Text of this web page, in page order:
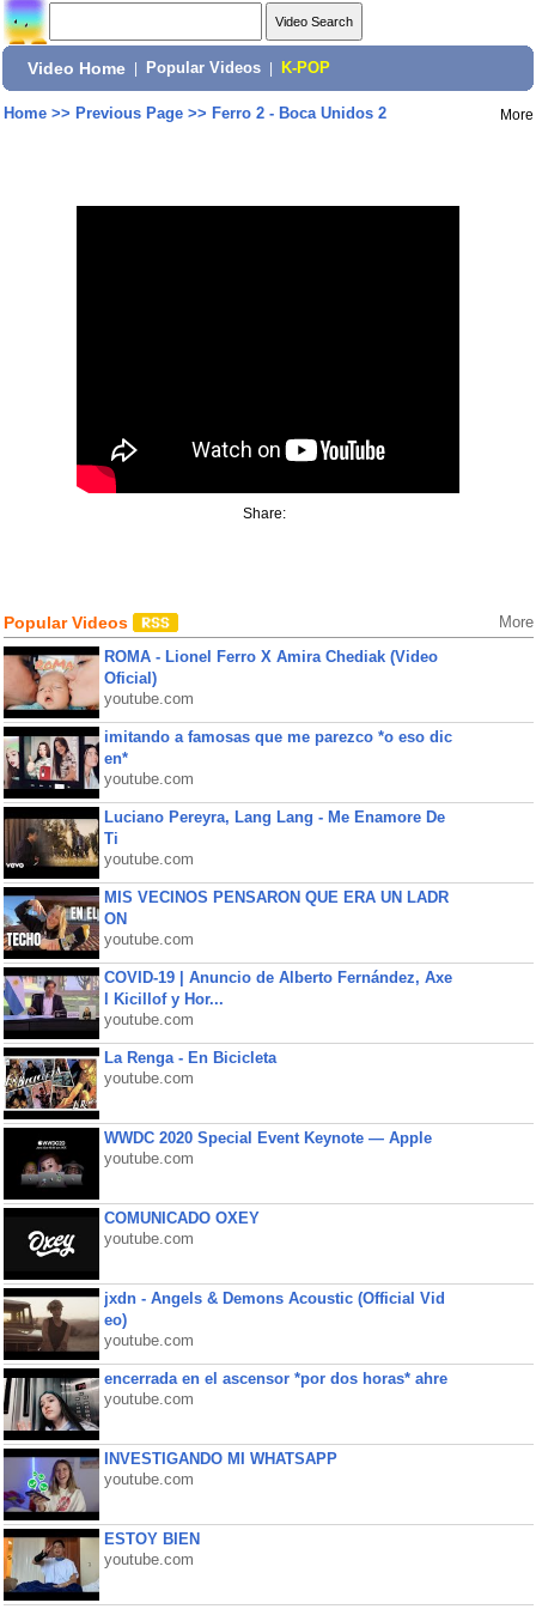
Video Home Popular Videos K-POP
Home>> Previous Page>> Ferro 2 - Boca Unidos 2 More
Share:
Popular Videos More
ROMA - Lionel Ferro X Amira Chediak (Video
Oficial)
youtube.com
imitando a famosas que me parezco *o eso dic
en*
youtube.com
Luciano Pereyra, Lang Lang - Me Enamore De
Ti
youtube.com
MIS VECINOS PENSARON QUE ERA UN LADR
ON
youtube.com
COVID-19 | Anuncio de Alberto Fernández, Axe
l Kicillof y Hor...
youtube.com
La Renga - En Bicicleta
youtube.com
WWDC 2020 Special Event Keynote — Apple
youtube.com
COMUNICADO OXEY
youtube.com
jxdn - Angels & Demons Acoustic (Official Vid
eo)
youtube.com
encerrada en el ascensor *por dos horas* ahre
youtube.com
INVESTIGANDO MI WHATSAPP
youtube.com
ESTOY BIEN
youtube.com